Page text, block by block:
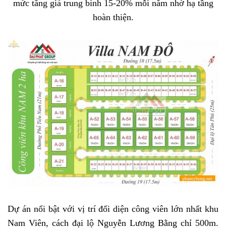
mức tăng giá trung bình 15-20% mỗi năm nhờ hạ tầng
hoàn thiện.
Dự án nổi bật với vị trí đối diện công viên lớn nhất khu
Nam Viên, cách đại lộ Nguyễn Lương Bằng chỉ 500m.